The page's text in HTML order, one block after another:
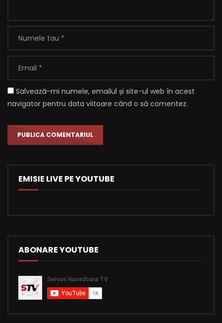
Salvează-mi numele, emailul și site-ul web în acest
navigator pentru data viitoare când o să comentez.
EMISIE LIVE PE YOUTUBE
ABONARE YOUTUBE